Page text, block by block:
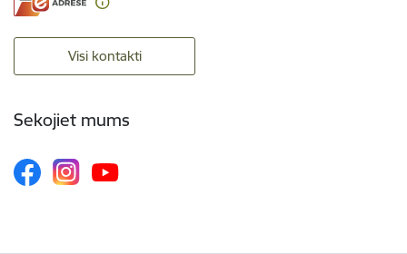
Visi kontakti
Sekojiet mums